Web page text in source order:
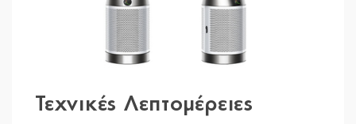
Τεχνικές Λεπτομέρειες